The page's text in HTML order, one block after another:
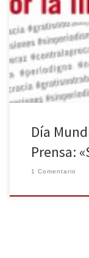
esencial de toda
Libertad de
manifiesto de la
periodismo, sin
promover […]
Día
Prensa:
1 Comentario